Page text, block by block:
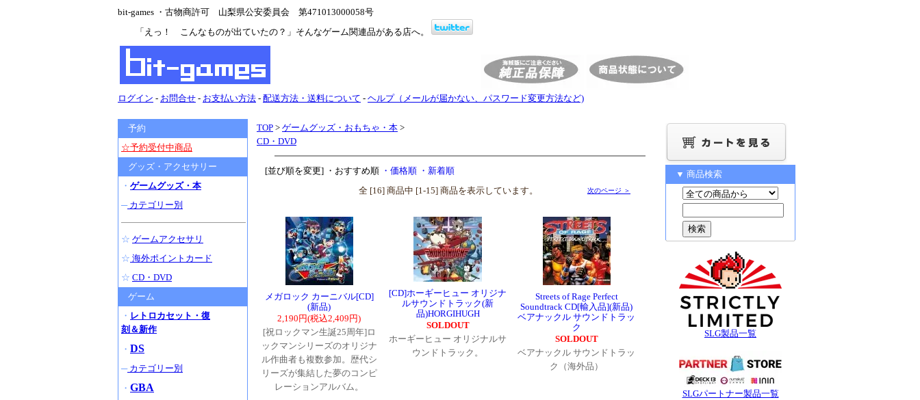
bit-games ・古物商許可 山梨県公安委員会 第471013000058号
「えっ！ こんなものが出ていたの？」そんなゲーム関連品がある店へ。
ログイン - お問合せ - お支払い方法 - 配送方法・送料について - ヘルプ（メールが届かない、パスワード変更方法など)
TOP > ゲームグッズ・おもちゃ・本 >
CD・DVD
[並び順を変更] ・おすすめ順 ・価格順 ・新着順
全 [16] 商品中 [1-15] 商品を表示しています。
次のページ ＞
メガロック カーニバル[CD]
(新品)
2,190円(税込2,409円)
[祝ロックマン生誕25周年]ロ
ックマンシリーズのオリジナ
ル作曲者も複数参加。歴代シ
リーズが集結した夢のコンピ
レーションアルバム。
[CD]ホーギーヒュー オリジナ
ルサウンドトラック(新
品)HORGIHUGH
SOLDOUT
ホーギーヒュー オリジナルサ
ウンドトラック。
Streets of Rage Perfect
Soundtrack CD[輸入品](新品)
ベアナックル サウンドトラッ
ク
SOLDOUT
ベアナックル サウンドトラッ
ク（海外品）
予約
☆予約受付中商品
グッズ・アクセサリー
・ ゲームグッズ・本
─カテゴリー別
☆ ゲームアクセサリ
☆ 海外ポイントカード
☆ CD・DVD
ゲーム
・ レトロカセット・復
刻＆新作
・ DS
─カテゴリー別
・ GBA
▼ 商品検索
SLG製品一覧
SLGパートナー製品一覧